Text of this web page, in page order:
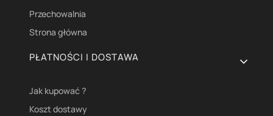
Przechowalnia
Strona główna
PŁATNOŚCI I DOSTAWA
Jak kupować ?
Koszt dostawy